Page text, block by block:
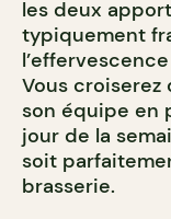
les deux
typiquement
Vous croiserez
son équipe en
jour de la
soit
brasserie.